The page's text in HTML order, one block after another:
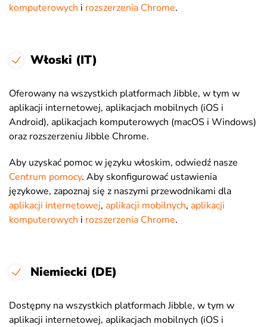
komputerowych i rozszerzenia Chrome.
Włoski (IT)
Oferowany na wszystkich platformach Jibble, w tym w
aplikacji internetowej, aplikacjach mobilnych (iOS i
Android), aplikacjach komputerowych (macOS i Windows)
oraz rozszerzeniu Jibble Chrome.
Aby uzyskać pomoc w języku włoskim, odwiedź nasze
Centrum pomocy. Aby skonfigurować ustawienia
językowe, zapoznaj się z naszymi przewodnikami dla
aplikacji internetowej, aplikacji mobilnych, aplikacji
komputerowych i rozszerzenia Chrome.
Niemiecki (DE)
Dostępny na wszystkich platformach Jibble, w tym w
aplikacji internetowej, aplikacjach mobilnych (iOS i